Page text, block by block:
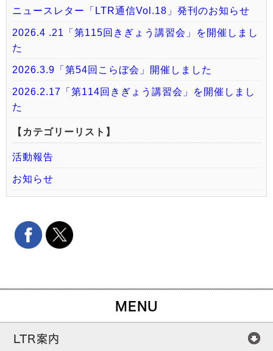
ニュースレター「LTR通信Vol.18」発刊のお知らせ
2026.4 .21「第115回きぎょう講習会」を開催しまし
た
2026.3.9「第54回こらぼ会」開催しました
2026.2.17「第114回きぎょう講習会」を開催しまし
た
【カテゴリーリスト】
活動報告
お知らせ
MENU
LTR案内